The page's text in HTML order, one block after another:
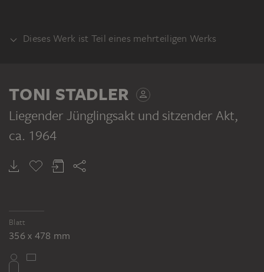
Dieses Werk ist Teil eines mehrteiligen Werks
STADLER
Jünglingsakt
TONI STADLER
Liegender Jünglingsakt und sitzender Akt,
ca. 1964
Blatt
356 x 478 mm